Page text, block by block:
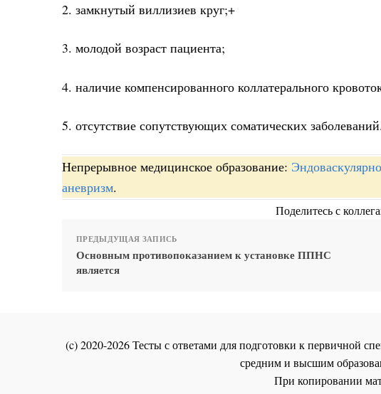
2. замкнутый виллизиев круг;+
3. молодой возраст пациента;
4. наличие компенсированного коллатерального
5. отсутствие сопутствующих соматических заболеваний.
Непрерывное медицинское образование:
аневризм.
Поделитесь с
ПРЕДЫДУЩАЯ ЗАПИСЬ
Основным противопоказанием к установке ППНС
является
(c) 2020-2026 Тесты с ответами для подготовки к первичной
средним и высшим
При копировании